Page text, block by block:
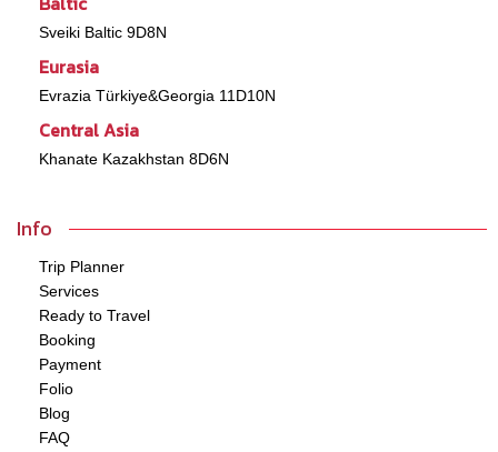
Sveiki Baltic 9D8N
Eurasia
Evrazia Türkiye&Georgia 11D10N
Central Asia
Khanate Kazakhstan 8D6N
Info
Trip Planner
Services
Ready to Travel
Booking
Payment
Folio
Blog
FAQ